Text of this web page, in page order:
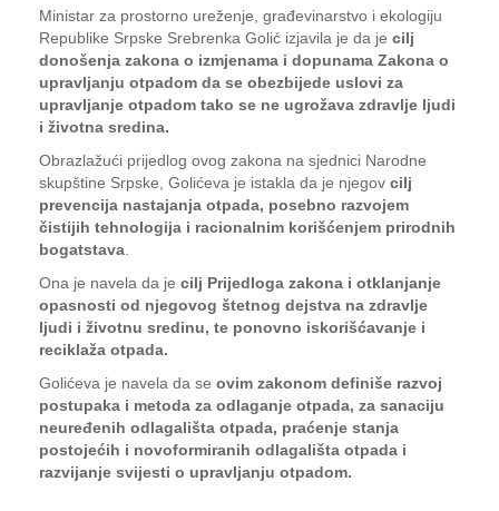
Ministar za prostorno ureženje, građevinarstvo i ekologiju
Republike Srpske Srebrenka Golić izjavila je da je cilj
donošenja zakona o izmjenama i dopunama Zakona o
upravljanju otpadom da se obezbijede uslovi za
upravljanje otpadom tako se ne ugrožava zdravlje ljudi
i životna sredina.
Obrazlažući prijedlog ovog zakona na sjednici Narodne
skupštine Srpske, Golićeva je istakla da je njegov cilj
prevencija nastajanja otpada, posebno razvojem
čistijih tehnologija i racionalnim korišćenjem prirodnih
bogatstava
Ona je navela da je cilj Prijedloga zakona i otklanjanje
opasnosti od njegovog štetnog dejstva na zdravlje
ljudi i životnu sredinu, te ponovno iskorišćavanje i
reciklaža otpada.
Golićeva je navela da se ovim zakonom definiše razvoj
postupaka i metoda za odlaganje otpada, za sanaciju
neuređenih odlagališta otpada, praćenje stanja
postojećih i novoformiranih odlagališta otpada i
razvijanje svijesti o upravljanju otpadom.